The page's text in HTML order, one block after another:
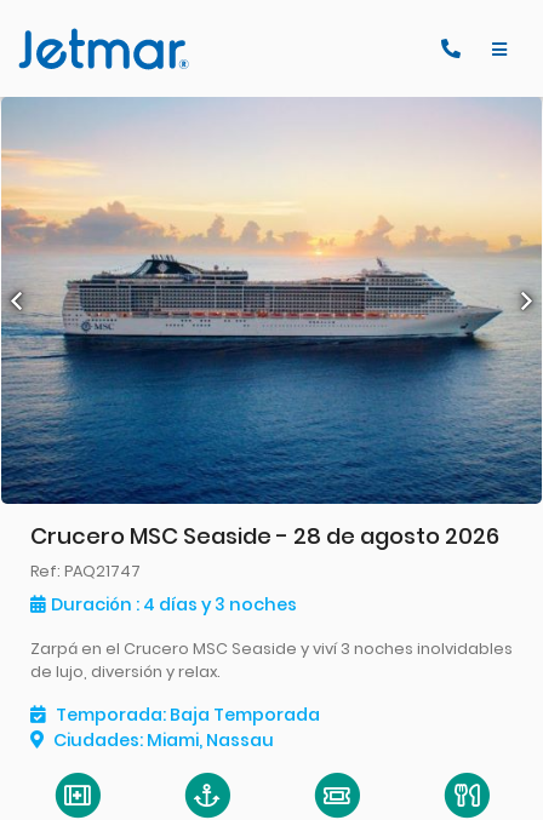
Crucero MSC Seaside - 28 de agosto 2026
Ref: PAQ21747
Duración : 4 días y 3 noches
Zarpá en el Crucero MSC Seaside y viví 3 noches inolvidables
de lujo, diversión y relax.
Temporada: Baja Temporada
Ciudades: Miami, Nassau